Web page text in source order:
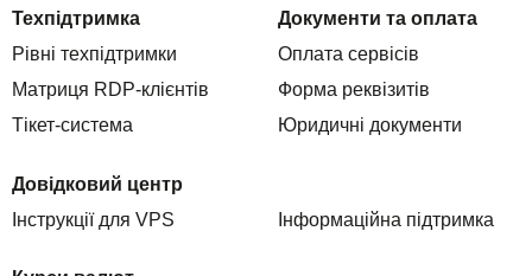
Техпідтримка
Рівні техпідтримки
Матриця RDP-клієнтів
Тікет-система
Документи та оплата
Оплата сервісів
Форма реквізитів
Юридичні документи
Довідковий центр
Інструкції для VPS
Інформаційна підтримка